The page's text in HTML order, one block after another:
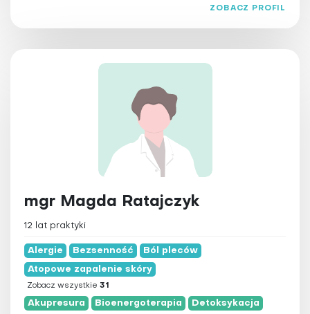
ZOBACZ PROFIL
mgr Magda Ratajczyk
12 lat praktyki
Alergie Bezsenność Ból pleców
Atopowe zapalenie skóry
Zobacz wszystkie 31
Akupresura Bioenergoterapia Detoksykacja